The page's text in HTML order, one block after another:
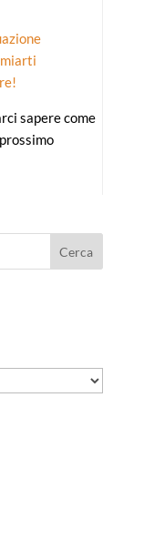
sapere come
Cerca